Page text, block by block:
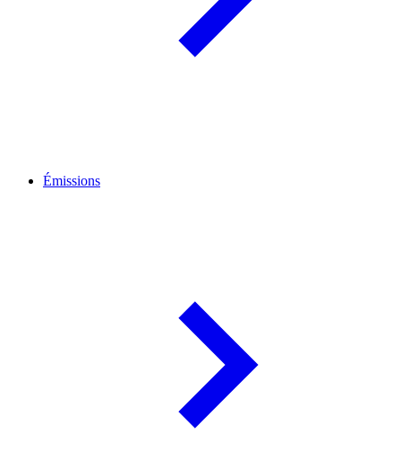
Émissions